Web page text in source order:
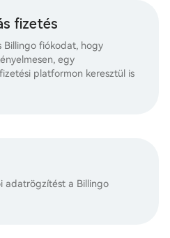
fizetés
Billingo fiókodat, hogy
egy
platformon keresztül is
adatrögzítést a Billingo